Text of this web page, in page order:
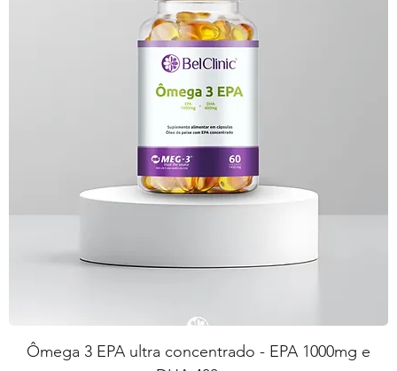
Ômega 3 EPA ultra concentrado - EPA 1000mg e